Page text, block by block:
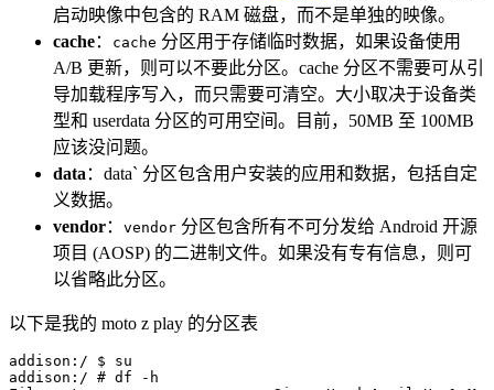
启动映像中包含的 RAM 磁盘，而不是单独的映像。
cache： cache 分区用于存储临时数据，如果设备使用
A/B 更新，则可以不要此分区。cache 分区不需要可从引
导加载程序写入，而只需要可清空。大小取决于设备类
型和 userdata 分区的可用空间。目前，50MB 至 100MB
应该没问题。
data ：data` 分区包含用户安装的应用和数据，包括自定
义数据。
vendor： vendor 分区包含所有不可分发给 Android 开源
项目 (AOSP) 的二进制文件。如果没有专有信息，则可
以省略此分区。
以下是我的 moto z play 的分区表
addison:/ $ su
addison:/ # df -h